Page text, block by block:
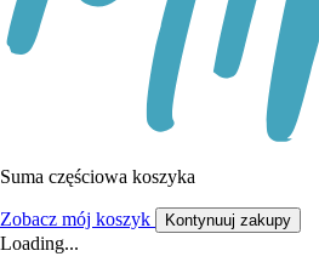
Suma częściowa koszyka
Zobacz mój koszyk Kontynuuj zakupy
Loading...